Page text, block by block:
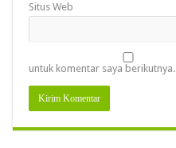
Situs Web
untuk komentar saya berikutnya.